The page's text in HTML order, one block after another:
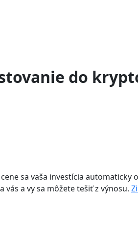
do
sa vaša investícia automaticky
a vy sa môžete tešiť z výnosu.